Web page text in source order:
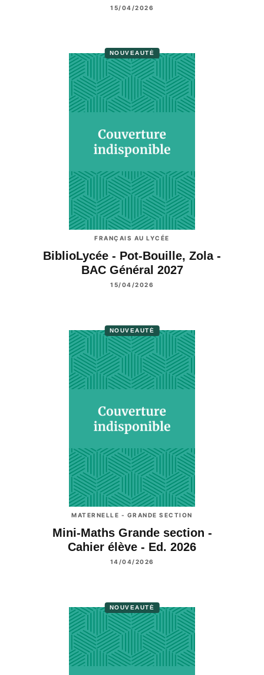
15/04/2026
NOUVEAUTÉ
FRANÇAIS AU LYCÉE
BiblioLycée - Pot-Bouille, Zola -
BAC Général 2027
15/04/2026
NOUVEAUTÉ
MATERNELLE - GRANDE SECTION
Mini-Maths Grande section -
Cahier élève - Ed. 2026
14/04/2026
NOUVEAUTÉ